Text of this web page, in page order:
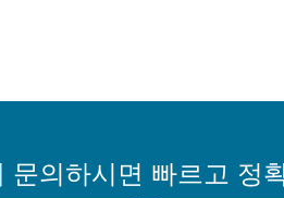
문의하시면 빠르고 정
고객상담